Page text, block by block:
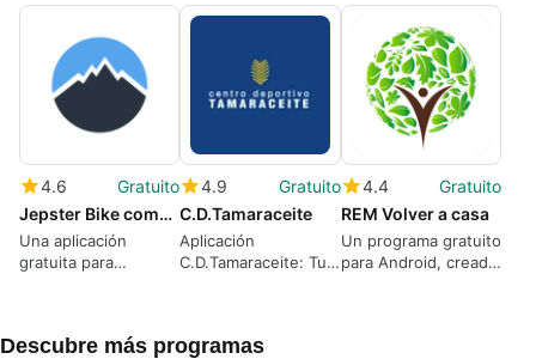
4.6
Gratuito
Jepster Bike computer
Una aplicación
gratuita para
4.9
Gratuito
C.D.Tamaraceite
Aplicación
C.D.Tamaraceite: Tu
4.4
Gratuito
REM Volver a casa
Un programa gratuito
para Android, creado
Descubre más programas